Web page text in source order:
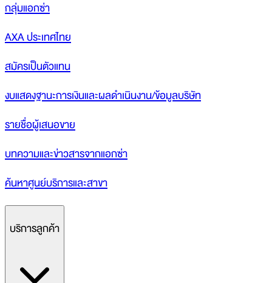
กลุ่มแอกซ่า
AXA ประเทศไทย
สมัครเป็นตัวแทน
งบแสดงฐานะการเงินและผลดำเนินงาน/ข้อมูลบริษัท
รายชื่อผู้เสนอขาย
บทความและข่าวสารจากแอกซ่า
ค้นหาศูนย์บริการและสาขา
บริการลูกค้า